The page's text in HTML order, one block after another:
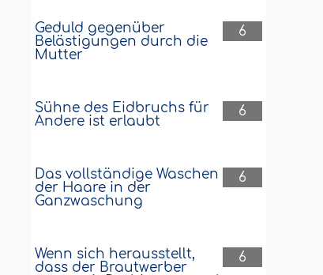
6
Geduld gegenüber
Belästigungen durch die
Mutter
6
Sühne des Eidbruchs für
Andere ist erlaubt
6
Das vollständige Waschen
der Haare in der
Ganzwaschung
6
Wenn sich herausstellt,
dass der Brautwerber